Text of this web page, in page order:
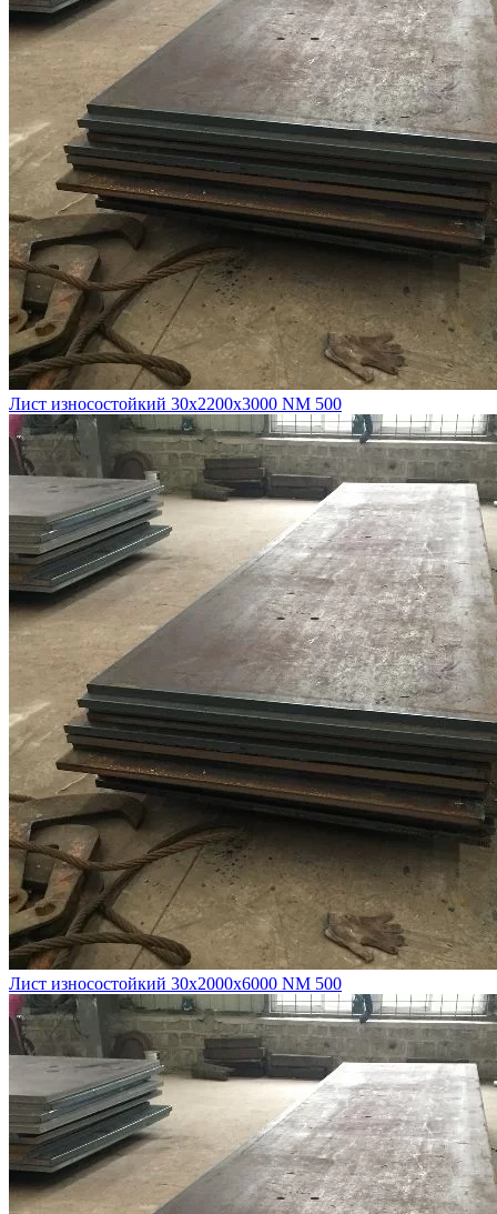
Лист износостойкий 30х2200х3000 NM 500
Лист износостойкий 30х2000х6000 NM 500